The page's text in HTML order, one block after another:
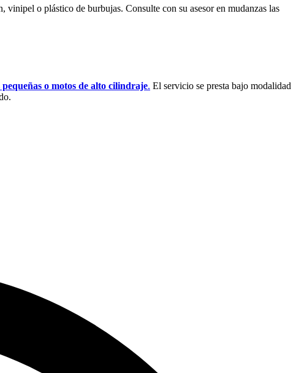
vinipel o plástico de burbujas. Consulte con su asesor en mudanzas las
o motos de alto cilindraje. El servicio se presta bajo modalidad